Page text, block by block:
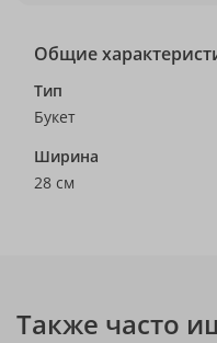
Общие
Тип
Букет
Ширина
28 см
Также часто